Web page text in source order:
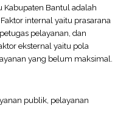
Kabupaten Bantul adalah
internal yaitu prasarana
pelayanan, dan
eksternal yaitu pola
yang belum maksimal.
publik, pelayanan